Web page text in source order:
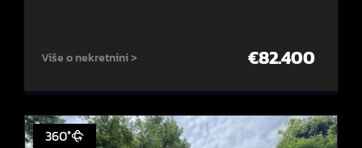
Više o nekretnini > €82.400
360°